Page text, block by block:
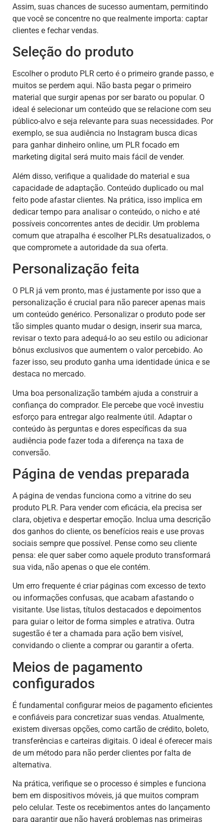
Assim, suas chances de sucesso aumentam, permitindo
que você se concentre no que realmente importa: captar
clientes e fechar vendas.
Seleção do produto
Escolher o produto PLR certo é o primeiro grande passo, e
muitos se perdem aqui. Não basta pegar o primeiro
material que surgir apenas por ser barato ou popular. O
ideal é selecionar um conteúdo que se relacione com seu
público-alvo e seja relevante para suas necessidades. Por
exemplo, se sua audiência no Instagram busca dicas
para ganhar dinheiro online, um PLR focado em
marketing digital será muito mais fácil de vender.
Além disso, verifique a qualidade do material e sua
capacidade de adaptação. Conteúdo duplicado ou mal
feito pode afastar clientes. Na prática, isso implica em
dedicar tempo para analisar o conteúdo, o nicho e até
possíveis concorrentes antes de decidir. Um problema
comum que atrapalha é escolher PLRs desatualizados, o
que compromete a autoridade da sua oferta.
Personalização feita
O PLR já vem pronto, mas é justamente por isso que a
personalização é crucial para não parecer apenas mais
um conteúdo genérico. Personalizar o produto pode ser
tão simples quanto mudar o design, inserir sua marca,
revisar o texto para adequá-lo ao seu estilo ou adicionar
bônus exclusivos que aumentem o valor percebido. Ao
fazer isso, seu produto ganha uma identidade única e se
destaca no mercado.
Uma boa personalização também ajuda a construir a
confiança do comprador. Ele percebe que você investiu
esforço para entregar algo realmente útil. Adaptar o
conteúdo às perguntas e dores específicas da sua
audiência pode fazer toda a diferença na taxa de
conversão.
Página de vendas preparada
A página de vendas funciona como a vitrine do seu
produto PLR. Para vender com eficácia, ela precisa ser
clara, objetiva e despertar emoção. Inclua uma descrição
dos ganhos do cliente, os benefícios reais e use provas
sociais sempre que possível. Pense como seu cliente
pensa: ele quer saber como aquele produto transformará
sua vida, não apenas o que ele contém.
Um erro frequente é criar páginas com excesso de texto
ou informações confusas, que acabam afastando o
visitante. Use listas, títulos destacados e depoimentos
para guiar o leitor de forma simples e atrativa. Outra
sugestão é ter a chamada para ação bem visível,
convidando o cliente a comprar ou garantir a oferta.
Meios de pagamento
configurados
É fundamental configurar meios de pagamento eficientes
e confiáveis para concretizar suas vendas. Atualmente,
existem diversas opções, como cartão de crédito, boleto,
transferências e carteiras digitais. O ideal é oferecer mais
de um método para não perder clientes por falta de
alternativa.
Na prática, verifique se o processo é simples e funciona
bem em dispositivos móveis, já que muitos compram
pelo celular. Teste os recebimentos antes do lançamento
para garantir que não haverá problemas nas primeiras